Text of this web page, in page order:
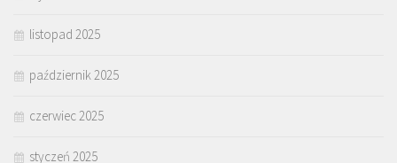
listopad 2025
październik 2025
czerwiec 2025
styczeń 2025